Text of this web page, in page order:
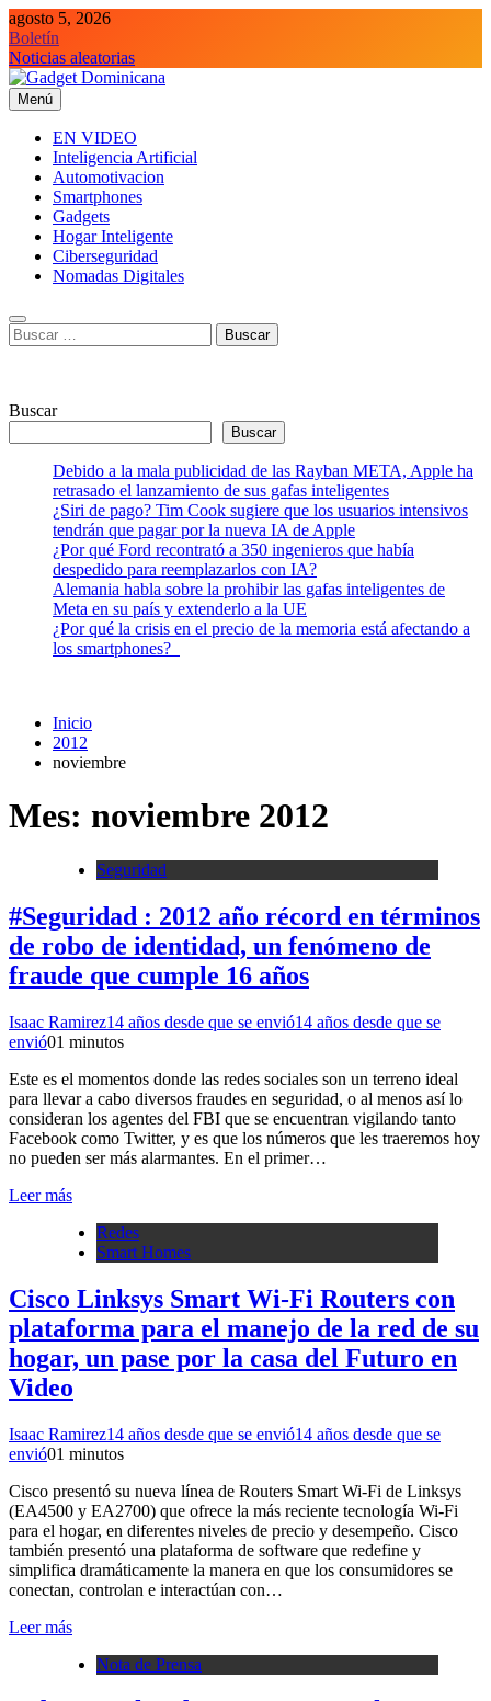
Saltar
al
contenido
agosto 5, 2026
Boletín
Noticias aleatorias
Gadget Dominicana
Gadgets y Tecnología de consumo
Menú
EN VIDEO
Inteligencia Artificial
Automotivacion
Smartphones
Gadgets
Hogar Inteligente
Ciberseguridad
Nomadas Digitales
Buscar:
Buscar
Buscar
Debido a la mala publicidad de las Rayban META, Apple ha
retrasado el lanzamiento de sus gafas inteligentes
¿Siri de pago? Tim Cook sugiere que los usuarios intensivos
tendrán que pagar por la nueva IA de Apple
¿Por qué Ford recontrató a 350 ingenieros que había
despedido para reemplazarlos con IA?
Alemania habla sobre la prohibir las gafas inteligentes de
Meta en su país y extenderlo a la UE
¿Por qué la crisis en el precio de la memoria está afectando a
los smartphones?
Inicio
2012
noviembre
Mes: noviembre 2012
Seguridad
#Seguridad : 2012 año récord en términos
de robo de identidad, un fenómeno de
fraude que cumple 16 años
Isaac Ramirez14 años desde que se envió14 años desde que se
envió01 minutos
Este es el momentos donde las redes sociales son un terreno ideal
para llevar a cabo diversos fraudes en seguridad, o al menos así lo
consideran los agentes del FBI que se encuentran vigilando tanto
Facebook como Twitter, y es que los números que les traeremos hoy
no pueden ser más alarmantes. En el primer…
Leer más
Redes
Smart Homes
Cisco Linksys Smart Wi-Fi Routers con
plataforma para el manejo de la red de su
hogar, un pase por la casa del Futuro en
Video
Isaac Ramirez14 años desde que se envió14 años desde que se
envió01 minutos
Cisco presentó su nueva línea de Routers Smart Wi-Fi de Linksys
(EA4500 y EA2700) que ofrece la más reciente tecnología Wi-Fi
para el hogar, en diferentes niveles de precio y desempeño. Cisco
también presentó una plataforma de software que redefine y
simplifica dramáticamente la manera en que los consumidores se
conectan, controlan e interactúan con…
Leer más
Nota de Prensa